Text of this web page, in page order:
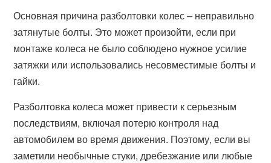
Основная причина разболтовки колес – неправильно
затянутые болты. Это может произойти, если при
монтаже колеса не было соблюдено нужное усилие
затяжки или использовались несовместимые болты и
гайки.
Разболтовка колеса может привести к серьезным
последствиям, включая потерю контроля над
автомобилем во время движения. Поэтому, если вы
заметили необычные стуки, дребезжание или любые